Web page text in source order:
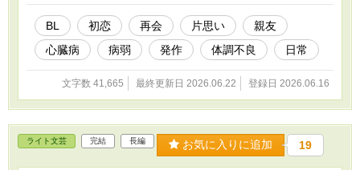
続ける真琴。 これは、終わらせるために始めた
恋が、生きたい理由へ変わっていく七日間の物
語。 ※本作は『どうやって誤魔化すか、それが
テーマの俺の人生〜下手くそドラマーだと思っ
です。 単体でも読めるように書いていますが、
本編読了後に読むと、真琴の七日間をより深く
お楽しみいただけるかもしれません。
BL 初恋 再会 片思い
親友
心臓病
病弱 発作 体調不良 日常
文字数 41,665 最終更新日 2026.06.22 登録日 2026.06.16
ライト文芸 完結 長編 お気に入りに追加 19